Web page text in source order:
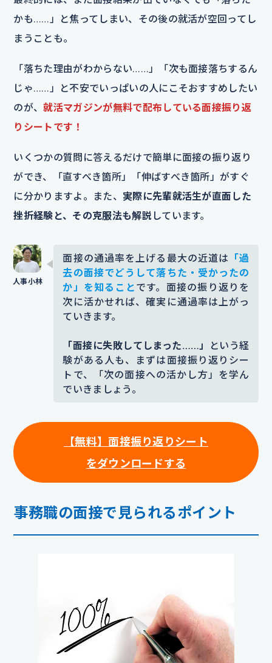
かも……」と焦ってしまい、その後の就活が空回ってし
まうことも。
「落ちた理由がわからない……」「次も面接落ちするん
じゃ……」と不安でいっぱいの人にこそおすすめしたい
のが、就活マガジンが無料で配布している面接振り返
りシートです！
いくつかの質問に答えるだけで簡単に面接の振り返り
ができ、「直すべき箇所」「伸ばすべき箇所」がすぐ
に分かりますよ。また、 実際に先輩就活生が直面した
挫折経験と、その克服法も解説 しています。
面接の通過率を上げる最大の近道は
「過
去の面接でどうして落ちた・受かったの
か」を知ること です。面接の振り返りを
次に活かせれば、確実に通過率は上がっ
ていきます。
「面接に失敗してしまった……」
という経
験がある人も、まずは面接振り返りシー
トで、「次の面接への活かし方」を学ん
でいきましょう。
【無料】面接振り返りシート
をダウンロードする
事務職の面接で見られるポイント